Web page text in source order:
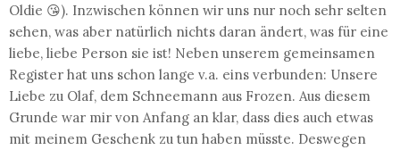
Oldie 😘). Inzwischen können wir uns nur noch sehr selten
sehen, was aber natürlich nichts daran ändert, was für eine
liebe, liebe Person sie ist! Neben unserem gemeinsamen
Register hat uns schon lange v.a. eins verbunden: Unsere
Liebe zu Olaf, dem Schneemann aus Frozen. Aus diesem
Grunde war mir von Anfang an klar, dass dies auch etwas
mit meinem Geschenk zu tun haben müsste. Deswegen